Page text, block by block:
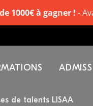
de talents LISAA
1000€ à gagner ! -